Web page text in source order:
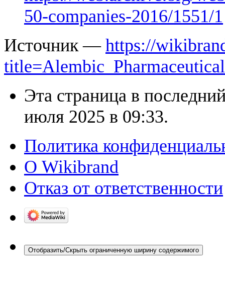
50-companies-2016/1551/1
Источник — https://
Эта страница в
июля 2025 в 09:33.
Политика
О Wikibrand
Отказ от ответственности
Отобразить/Скрыть ограниченную ширину содержимого